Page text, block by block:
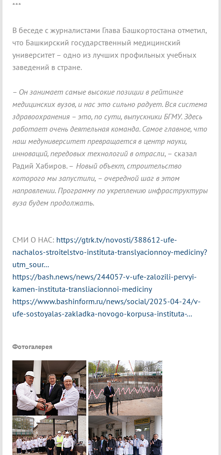
***
В беседе с журналистами Глава Башкортостана отметил,
что Башкирский государственный медицинский
университет – одно из лучших профильных учебных
заведений в стране.
– Он занимает самые высокие позиции в рейтинге
медицинских вузов, и нас это сильно радует. Вся система
здравоохранения – это, по сути, выпускники БГМУ. Здесь
работает очень деятельная команда. Самое главное, что
наш медуниверситет превращается в центр науки,
инноваций, передовых технологий в отрасли, – сказал
Радий Хабиров. – Новый объект, строительство
которого мы запустили, – очередной шаг в этом
направлении. Программу по укреплению инфраструктуры
вуза будем продолжать.
СМИ О НАС: https://gtrk.tv/novosti/388612-ufe-
nachalos-stroitelstvo-instituta-translyacionnoy-mediciny?
utm_sour...
https://bash.news/news/244057-v-ufe-zalozili-pervyi-
kamen-instituta-transliacionnoi-mediciny
https://www.bashinform.ru/news/social/2025-04-24/v-
ufe-sostoyalas-zakladka-novogo-korpusa-instituta-...
Фотогалерея